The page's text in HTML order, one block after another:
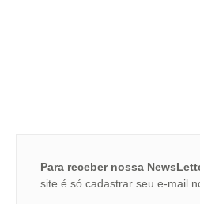
Para receber nossa
site é só cadastrar seu e-mail